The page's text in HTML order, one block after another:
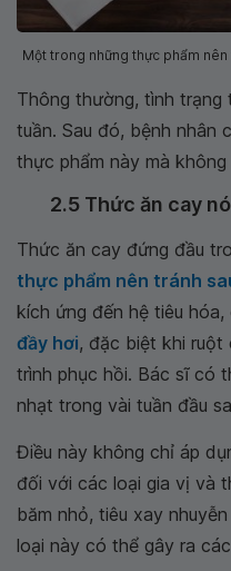
Một trong những thực phẩm
Thông thường, tình trạng
tuần. Sau đó, bệnh nhân
thực phẩm này mà
2.5 Thức ăn cay
Thức ăn cay đứng đầu
thực phẩm nên tránh
kích ứng đến hệ tiêu
đầy hơi, đặc biệt khi ruột
trình phục hồi. Bác sĩ có
nhạt trong vài tuần đầu
Điều này không chỉ áp
đối với các loại gia vị và
băm nhỏ, tiêu xay
loại này có thể gây ra